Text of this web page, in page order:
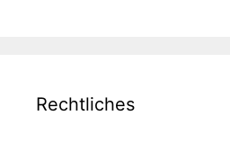
Rechtliches